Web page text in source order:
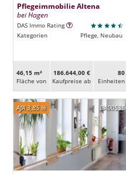
Pflegeimmobilie Altena
bei Hagen
DAS Immo Rating
Kategorien
Pflege, Neubau
46,15 m²
Fläche von
186.644,00 €
Kaufpreise ab
80
Ein­heiten
DA00536
AfA 3,85 %